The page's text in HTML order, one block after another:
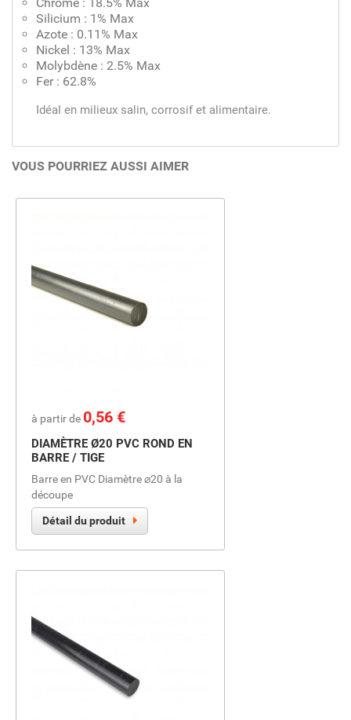
Silicium : 1% Max
Azote : 0.11% Max
Nickel : 13% Max
Molybdène : 2.5% Max
Fer : 62.8%
Idéal en milieux salin, corrosif et alimentaire.
VOUS POURRIEZ AUSSI AIMER
à partir de Prix
0,56 €
DIAMÈTRE Ø20 PVC ROND EN
BARRE / TIGE
Barre en PVC Diamètre ⌀20 à la
découpe
Détail du produit